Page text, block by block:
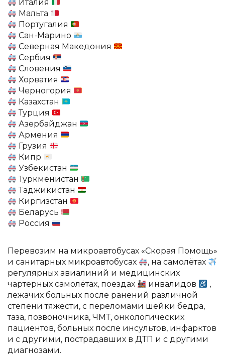
Италия
Мальта
Португалия
Сан-Марино
Северная Македония
Сербия
Словения
Хорватия
Черногория
Казахстан
Турция
Азербайджан
Армения
Грузия
Кипр
Узбекистан
Туркменистан
Таджикистан
Киргизстан
Беларусь
Россия
Перевозим на микроавтобусах «Скорая Помощь»
и санитарных микроавтобусах
, на самолётах
регулярных авиалиний и медицинских
чартерных самолётах, поездах
инвалидов
,
лежачих больных после ранений различной
степени тяжести, с переломами шейки бедра,
таза, позвоночника, ЧМТ, онкологических
пациентов, больных после инсультов, инфарктов
и с другими, пострадавших в ДТП и с другими
диагнозами.